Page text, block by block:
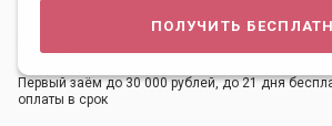
получить
Первый заём до 30 000 рублей, до 21 дня
оплаты в срок